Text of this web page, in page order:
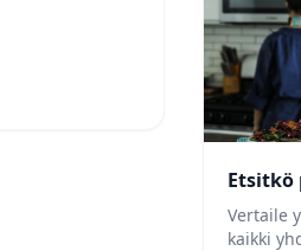
Etsitkö
Vertaile
kaikki